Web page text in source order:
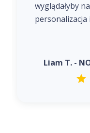
wyglądałyby
personalizacja
Liam T. -